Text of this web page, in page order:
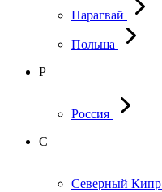
Парагвай
Польша
Р
Россия
С
Северный Кипр